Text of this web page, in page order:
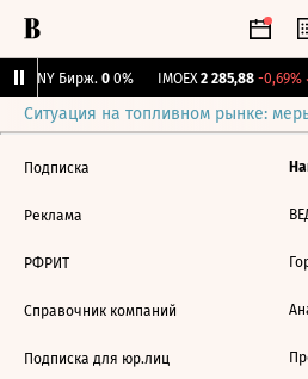
CNY Бирж. 0 0% IMOEX 2 285,88 -0,69%
Ситуация на топливном рынке:
Подписка
Реклама
РФРИТ
Справочник компаний
Подписка для юр.лиц